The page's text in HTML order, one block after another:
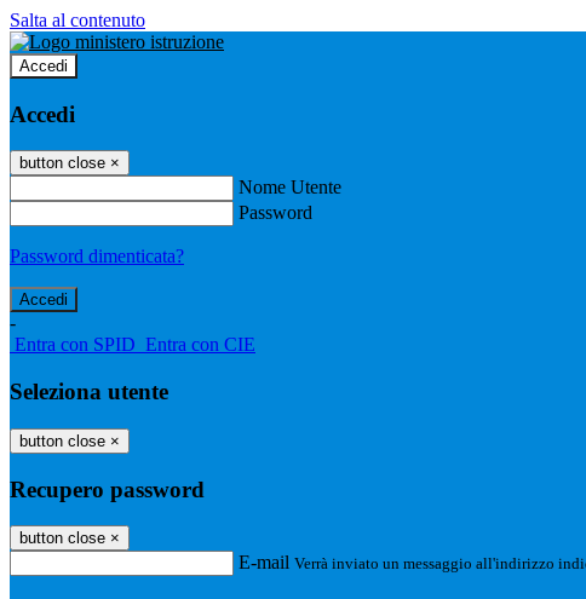
Salta al contenuto
Accedi
Accedi
button close ×
Nome Utente
Password
Password dimenticata?
-
Entra con SPID Entra con CIE
Seleziona utente
button close ×
Recupero password
button close ×
E-mail Verrà inviato un messaggio all'indirizzo